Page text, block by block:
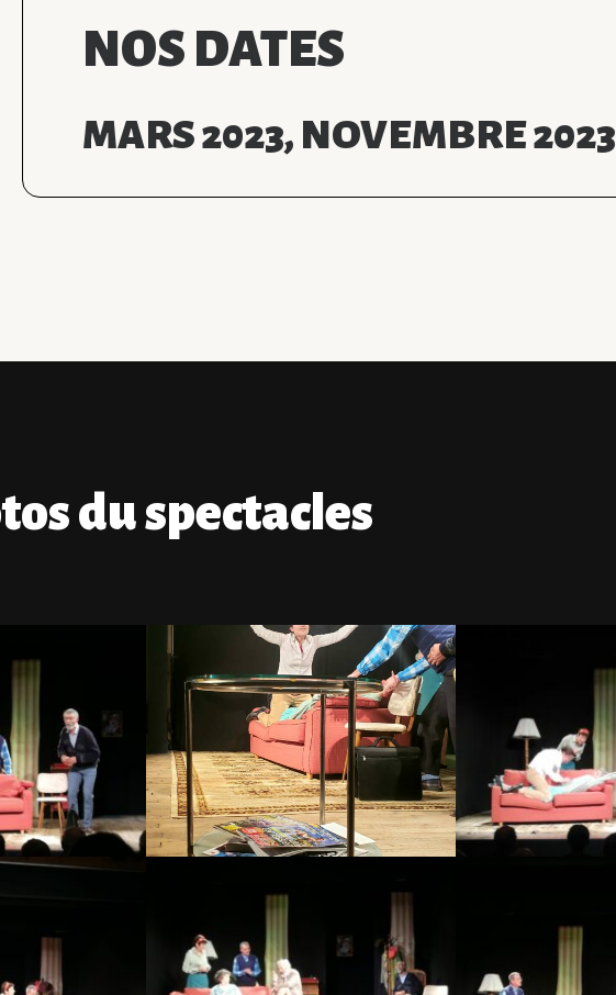
NOS DATES
MARS 2023, NOVEMBRE 2023
du spectacles